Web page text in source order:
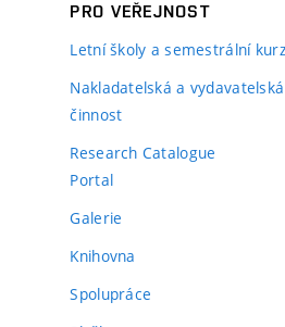
PRO VEŘEJNOST
Letní školy a semestrální
Nakladatelská a vydavatelská
činnost
Research Catalogue
Portal
Galerie
Knihovna
Spolupráce